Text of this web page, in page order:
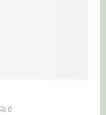
0